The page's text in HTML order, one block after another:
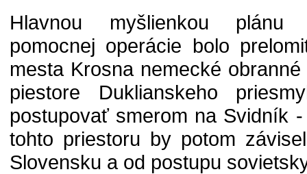
Hlavnou myšlienkou plánu
pomocnej operácie bolo
mesta Krosna nemecké
piestore Duklianskeho
postupovať smerom na Svidník
tohto priestoru by potom
Slovensku a od postupu